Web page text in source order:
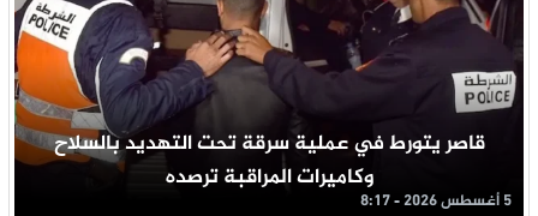
قاصر يتورط في عملية سرقة تحت التهديد بالسلاح
وكاميرات المراقبة ترصده
5 أغسطس 2026 - 8:17